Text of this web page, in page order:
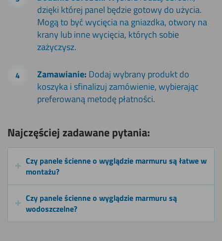
dzięki której panel będzie gotowy do użycia.
Mogą to być wycięcia na gniazdka, otwory na
krany lub inne wycięcia, których sobie
zażyczysz.
Zamawianie: Dodaj wybrany produkt do
koszyka i sfinalizuj zamówienie, wybierając
preferowaną metodę płatności.
Najczęściej zadawane pytania:
Czy panele ścienne o wyglądzie marmuru są łatwe w
montażu?
Czy panele ścienne o wyglądzie marmuru są
wodoszczelne?